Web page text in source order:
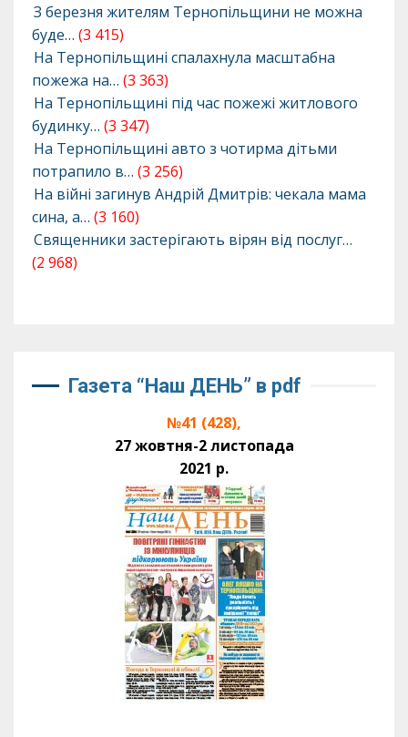
З березня жителям Тернопільщини не можна
буде… (3 415)
На Тернопільщині спалахнула масштабна
пожежа на… (3 363)
На Тернопільщині під час пожежі житлового
будинку… (3 347)
На Тернопільщині авто з чотирма дітьми
потрапило в… (3 256)
На війні загинув Андрій Дмитрів: чекала мама
сина, а… (3 160)
Священники застерігають вірян від послуг…
(2 968)
Газета “Наш ДЕНЬ” в pdf
№41 (428),
27 жовтня-2 листопада
2021 р.